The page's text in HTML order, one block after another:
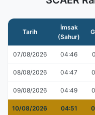
Tarih
İmsak
(Sahur)
07/08/2026 04:46
08/08/2026 04:47
09/08/2026 04:49
10/08/2026 04:51